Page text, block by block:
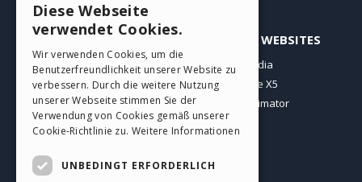
PROFIL
Meine Beiträge
Meine Lizenz
Download
Webhosting
ANDERE WEBSITES
Incomedia
WebSite X5
WebAnimator
GERMAN
SPANISH
PORTUGUESE
Diese Webseite
verwendet Cookies.
Wir verwenden Cookies, um die
Benutzerfreundlichkeit unserer Website zu
verbessern. Durch die weitere Nutzung
unserer Webseite stimmen Sie der
Verwendung von Cookies gemäß unserer
Cookie-Richtlinie zu. Weitere Informationen
UNBEDINGT ERFORDERLICH